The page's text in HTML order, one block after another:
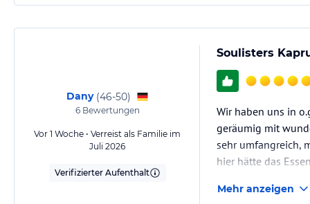
Dany (46-50)
6Bewertungen
Vor 1 Woche • Verreist als Familie im
Juli 2026
Verifizierter Aufenthalt
Soulisters
Wir haben uns in
geräumig mit
sehr umfangreich,
hier hätte das
Wir würden/…
Mehr anzeigen